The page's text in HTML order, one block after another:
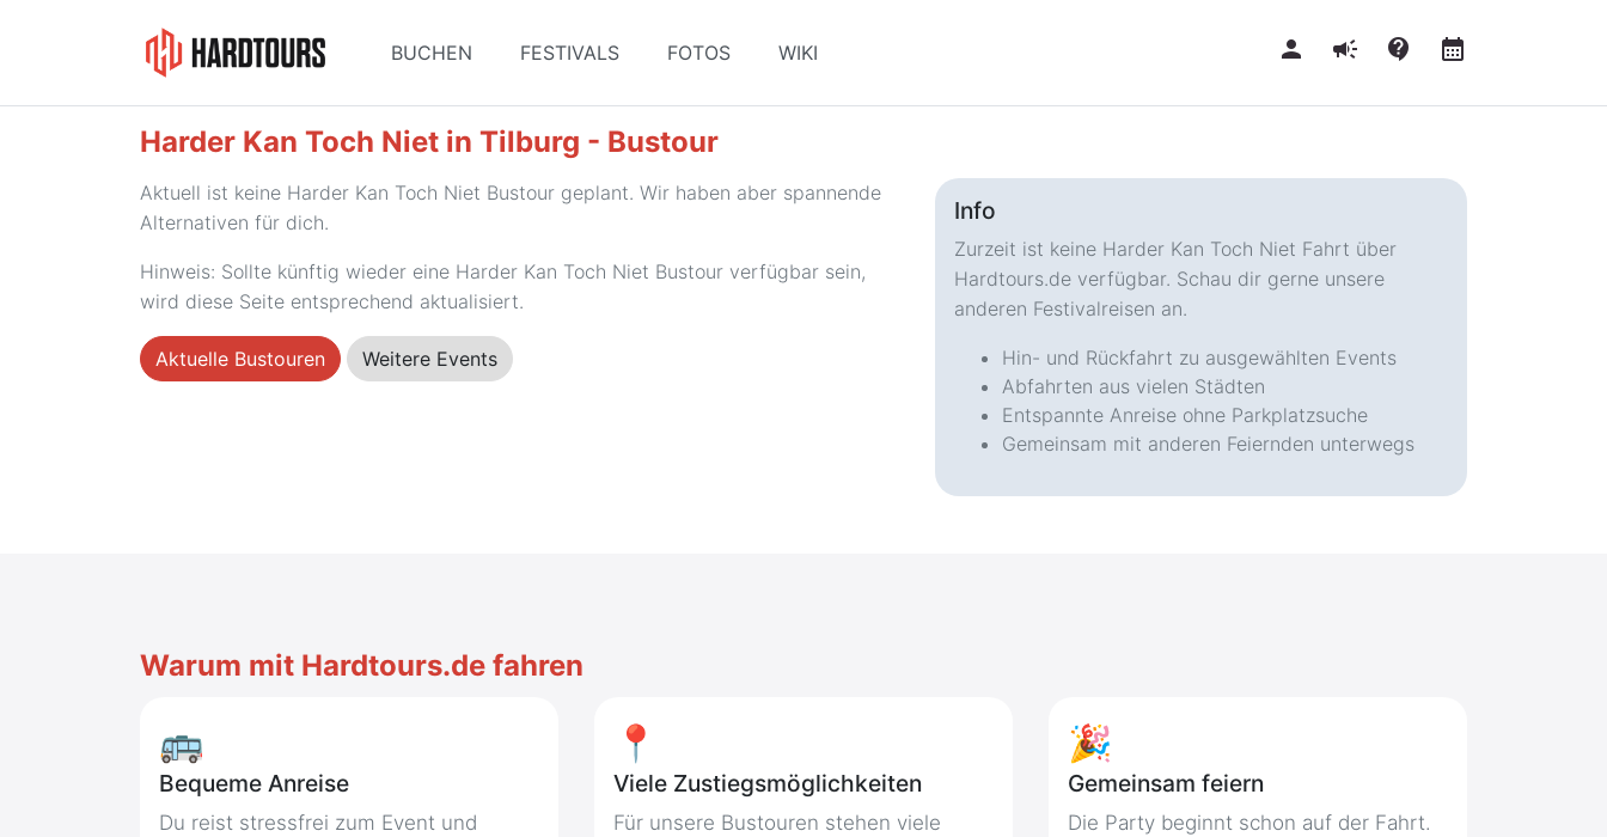
BUCHEN FESTIVALS FOTOS WIKI person campaign contact_support calendar_month
Harder Kan Toch Niet in Tilburg - Bustour
Aktuell ist keine Harder Kan Toch Niet Bustour geplant. Wir haben aber spannende
Alternativen für dich.
Hinweis: Sollte künftig wieder eine Harder Kan Toch Niet Bustour verfügbar sein,
wird diese Seite entsprechend aktualisiert.
Aktuelle Bustouren Weitere Events
Info
Zurzeit ist keine Harder Kan Toch Niet Fahrt über
Hardtours.de verfügbar. Schau dir gerne unsere
anderen Festivalreisen an.
Hin- und Rückfahrt zu ausgewählten Events
Abfahrten aus vielen Städten
Entspannte Anreise ohne Parkplatzsuche
Gemeinsam mit anderen Feiernden unterwegs
Warum mit Hardtours.de fahren
🚌
Bequeme Anreise
Du reist stressfrei zum Event und
📍
Viele Zustiegsmöglichkeiten
Für unsere Bustouren stehen viele
🎉
Gemeinsam feiern
Die Party beginnt schon auf der Fahrt.